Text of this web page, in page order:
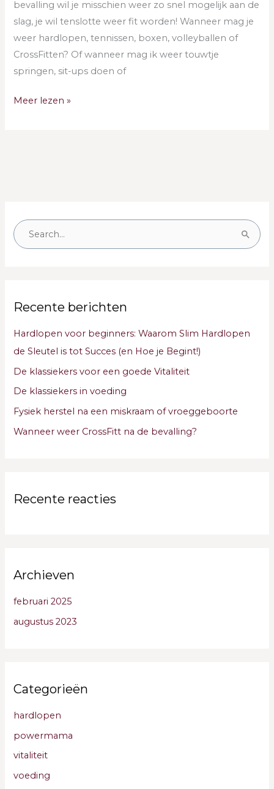
bevalling wil je misschien weer zo snel mogelijk aan de
slag, je wil tenslotte weer fit worden! Wanneer mag je
weer hardlopen, tennissen, boxen, volleyballen of ​
CrossFitten? Of wanneer mag ik weer touwtje
springen, sit-ups doen of
Meer lezen »
Z
n
Recente berichten
Hardlopen voor beginners: Waarom Slim Hardlopen
de Sleutel is tot Succes (en Hoe je Begint!)
De klassiekers voor een goede Vitaliteit
De klassiekers in voeding
Fysiek herstel na een miskraam of vroeggeboorte
Wanneer weer CrossFitt na de bevalling?
Recente reacties
Archieven
februari 2025
augustus 2023
Categorieën
hardlopen
powermama
vitaliteit
voeding